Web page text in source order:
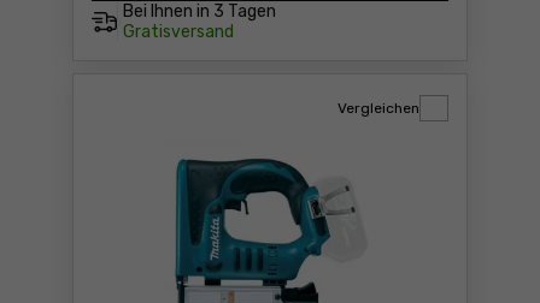
Bei Ihnen in 3 Tagen
Gratisversand
Vergleichen